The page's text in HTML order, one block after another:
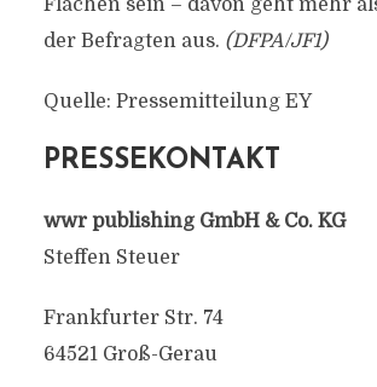
Flächen sein – davon geht mehr
der Befragten aus. (DFPA/JF1)
Quelle: Pressemitteilung EY
PRESSEKONTAKT
wwr publishing GmbH & Co. KG
Steffen Steuer
Frankfurter Str. 74
64521 Groß-Gerau